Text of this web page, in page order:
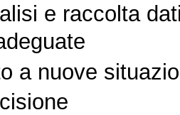
e raccolta
a nuove